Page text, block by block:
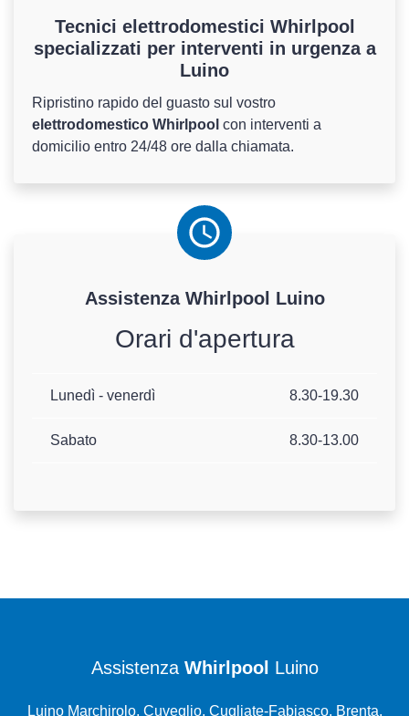
Tecnici elettrodomestici Whirlpool
specializzati per interventi in urgenza a
Luino
Ripristino rapido del guasto sul vostro
elettrodomestico Whirlpool con interventi a
domicilio entro 24/48 ore dalla chiamata.
Assistenza Whirlpool Luino
Orari d'apertura
Lunedì - venerdì 8.30-19.30
Sabato 8.30-13.00
Assistenza Whirlpool Luino
Luino Marchirolo, Cuveglio, Cugliate-Fabiasco, Brenta,